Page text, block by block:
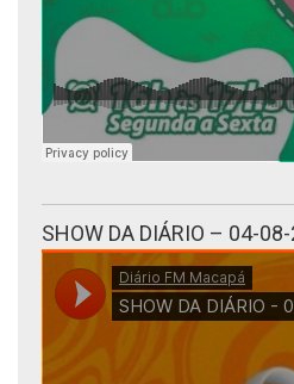
SHOW DA DIÁRIO – 04-